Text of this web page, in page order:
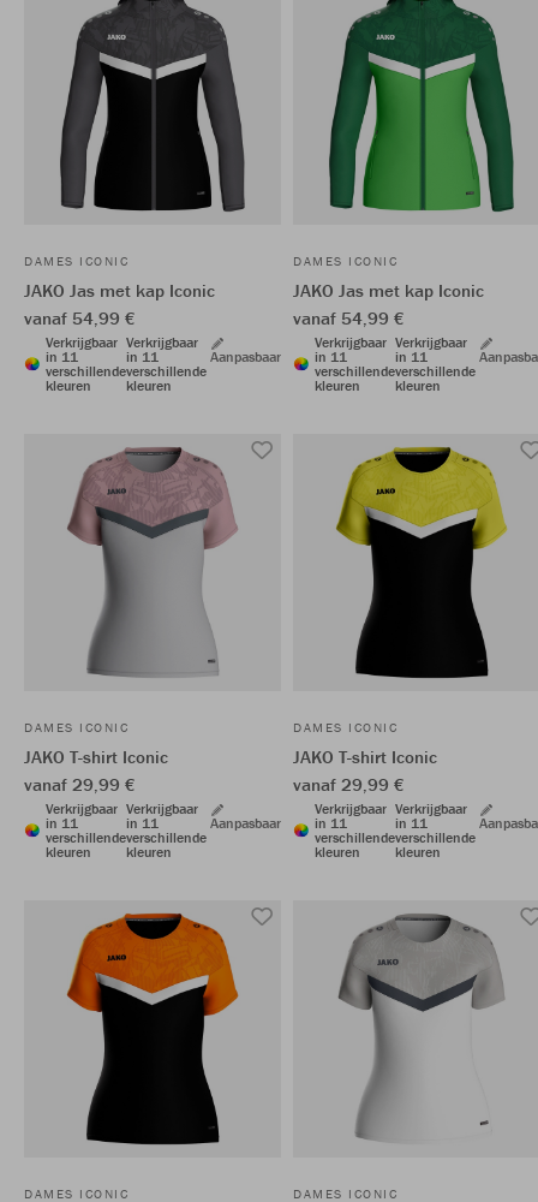
DAMES ICONIC
JAKO Jas met kap Iconic
vanaf 54,99 €
Verkrijgbaar
in 11
verschillende
kleuren
Verkrijgbaar
in 11
verschillende
kleuren
Aanpasbaar
DAMES ICONIC
JAKO Jas met kap Iconic
vanaf 54,99 €
Verkrijgbaar
in 11
verschillende
kleuren
Verkrijgbaar
in 11
verschillende
kleuren
DAMES ICONIC
JAKO T-shirt Iconic
vanaf 29,99 €
Verkrijgbaar
in 11
verschillende
kleuren
Verkrijgbaar
in 11
verschillende
kleuren
Aanpasbaar
DAMES ICONIC
JAKO T-shirt Iconic
vanaf 29,99 €
Verkrijgbaar
in 11
verschillende
kleuren
Verkrijgbaar
in 11
verschillende
kleuren
DAMES ICONIC DAMES ICONIC